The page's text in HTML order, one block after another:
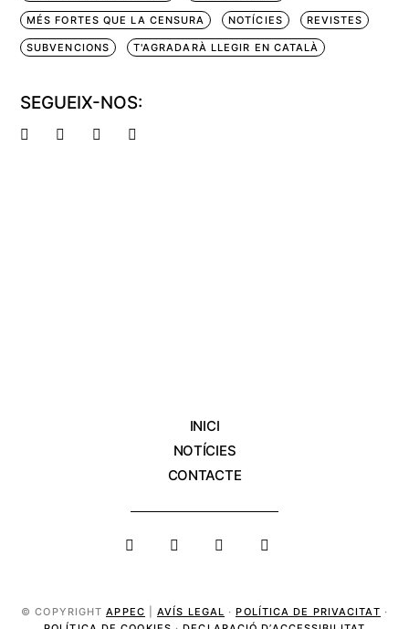
MÉS FORTES QUE LA CENSURA NOTÍCIES REVISTES
SUBVENCIONS T'AGRADARÀ LLEGIR EN CATALÀ
SEGUEIX-NOS:
INICI
NOTÍCIES
CONTACTE
© COPYRIGHTAPPEC |AVÍS LEGAL ·POLÍTICA DE PRIVACITAT ·